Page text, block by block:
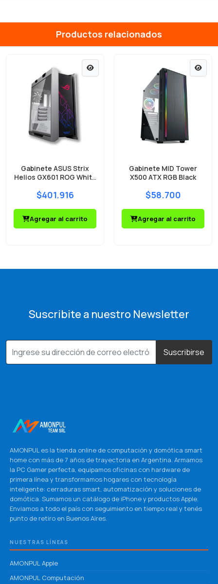
Productos relacionados
Gabinete ASUS Strix
Helios GX601 ROG White
Vidrio Templado
$401.916
Agregar al carrito
Gabinete MID Tower
X500 ATX RGB Black
$58.700
Agregar al carrito
Suscribite a nuestro Newsletter
Suscribirse
AMONPUL es la tienda online de computación y domótica smart
home con más de 7 años de trayectoria en Argentina. Armamos
la PC Gamer perfecta, equipamos oficinas con hardware de
primera línea y transformamos hogares con tecnología
inteligente: cerraduras smart, automatización y soluciones de
domótica. Sumamos un catálogo de iPhone y productos Apple.
Enviamos a todo el país con seguimiento en tiempo real y tenés
punto de retiro en Buenos Aires.
NUESTRAS LÍNEAS
AMONPUL Apple
AMONPUL Computación